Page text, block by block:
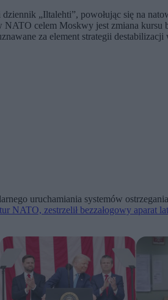
„Iltalehti”, powołując się na
NATO celem Moskwy jest zmiana
za element strategii
uruchamiania systemów
NATO, zestrzelił bezzałogowy aparat